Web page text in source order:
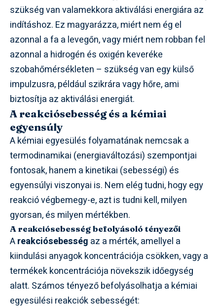
szükség van valamekkora aktiválási energiára az
indításhoz. Ez magyarázza, miért nem ég el
azonnal a fa a levegőn, vagy miért nem robban fel
azonnal a hidrogén és oxigén keveréke
szobahőmérsékleten – szükség van egy külső
impulzusra, például szikrára vagy hőre, ami
biztosítja az aktiválási energiát.
A reakciósebesség és a kémiai
egyensúly
A kémiai egyesülés folyamatának nemcsak a
termodinamikai (energiaváltozási) szempontjai
fontosak, hanem a kinetikai (sebességi) és
egyensúlyi viszonyai is. Nem elég tudni, hogy egy
reakció végbemegy-e, azt is tudni kell, milyen
gyorsan, és milyen mértékben.
A reakciósebesség befolyásoló tényezői
Areakciósebesség az a mérték, amellyel a
kiindulási anyagok koncentrációja csökken, vagy a
termékek koncentrációja növekszik időegység
alatt. Számos tényező befolyásolhatja a kémiai
egyesülési reakciók sebességét: